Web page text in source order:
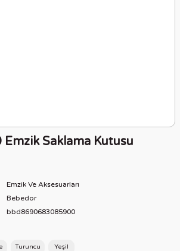
Saklama Kutusu
Emzik Ve Aksesuarları
Bebedor
bbd8690683085900
Turuncu Yeşil